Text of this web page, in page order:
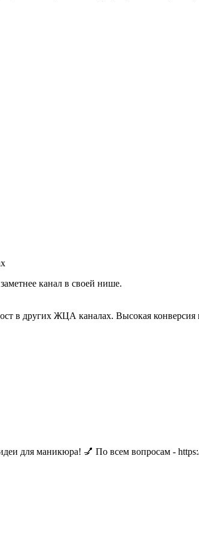
канал в своей нише.
в других ЖЦА каналах. Высокая конверсия
для маникюра! 💅 По всем вопросам -